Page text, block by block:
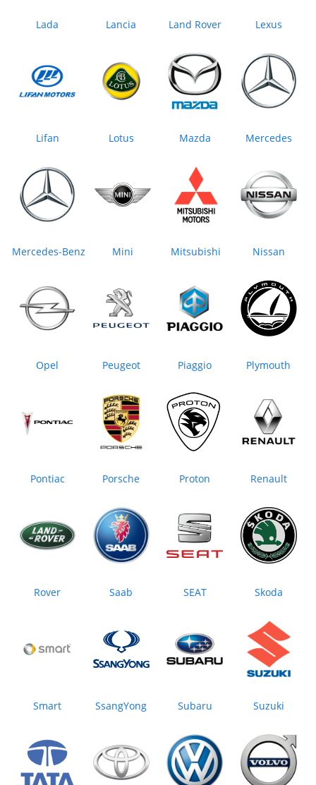
Lada Lancia Land Rover Lexus
Lifan Lotus Mazda Mercedes
Mercedes‒Benz Mini Mitsubishi Nissan
Opel Peugeot Piaggio Plymouth
Pontiac Porsche Proton Renault
Rover Saab SEAT Skoda
Smart SsangYong Subaru Suzuki